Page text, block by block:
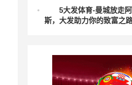
5大发体育-曼城放走
斯，大发助力你的致富之路